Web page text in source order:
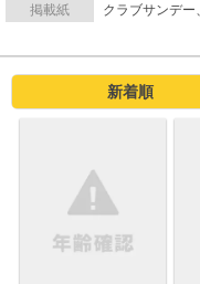
掲載紙
クラブサンデ
新着順